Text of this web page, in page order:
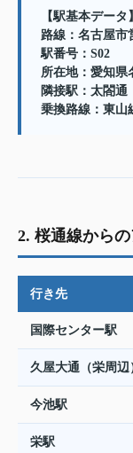
【駅基本データ】
路線：名古屋市
駅番号：S02
所在地：愛知県
隣接駅：太閤通
乗換路線：東山
2. 桜通線から
行き先
国際センター駅
久屋大通（栄周辺
今池駅
栄駅